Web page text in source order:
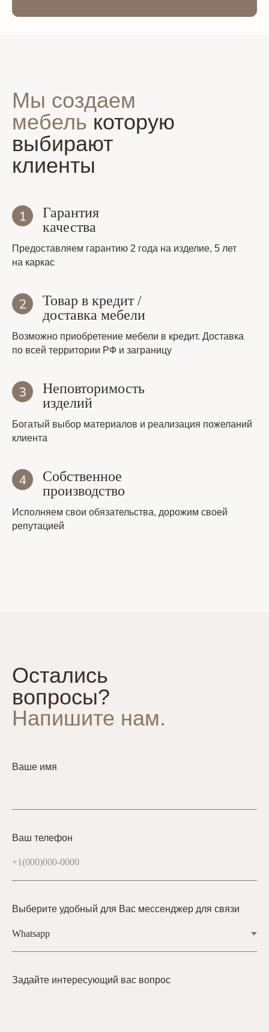
Мы создаем
мебель которую
выбирают
клиенты
Гарантия
качества
Предоставляем гарантию 2 года на изделие, 5 лет
на каркас
Товар в кредит /
доставка мебели
Возможно приобретение мебели в кредит. Доставка
по всей территории РФ и заграницу
Неповторимость
изделий
Богатый выбор материалов и реализация пожеланий
клиента
Собственное
производство
Исполняем свои обязательства, дорожим своей
репутацией
Остались
вопросы?
Напишите нам.
Ваше имя
Ваш телефон
Выберите удобный для Вас мессенджер для связи
Задайте интересующий вас вопрос